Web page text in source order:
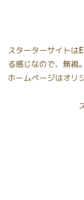
スターターサイトは
る感じなので、無視。
ホームページはオリ